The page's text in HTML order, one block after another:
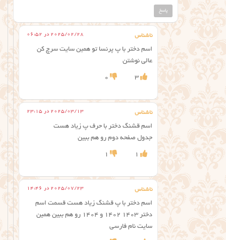
پاسخ
ناشناس 2025/02/28 در 06:52
اسم دختر با پ پرنسا تو همین سایت سرچ کن
عالی نوشتن
3
0
ناشناس 2025/03/13 در 23:15
اسم قشنگ دختر با حرف پ زیاد هست
جدول صفحه دوم رو هم ببین
1
1
ناشناس 2025/07/23 در 14:46
اسم دختر با پ قشنگ زیاد هست قسمت اسم
دختر ۱۴۰۳ ۱۴۰۲ و ۱۴۰۴ رو هم ببین همین
سایت نام فارسی